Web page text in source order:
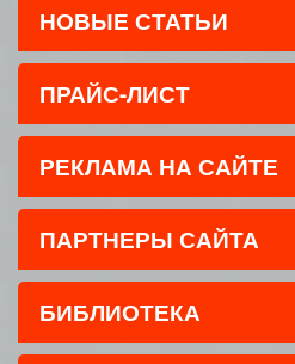
НОВЫЕ СТАТЬИ
ПРАЙС-ЛИСТ
РЕКЛАМА НА САЙТЕ
ПАРТНЕРЫ САЙТА
БИБЛИОТЕКА